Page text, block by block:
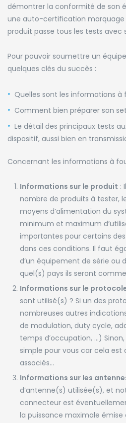
démontrer la conformité de son
une auto-certification marquage
produit passe tous les tests avec
Pour pouvoir soumettre un
quelques clés du succès :
Quelles sont les informations à
Comment bien préparer son
Le détail des principaux tests
dispositif, aussi bien en
Concernant les informations à
Informations sur le produit :
nombre de produits à tester,
moyens d’alimentation du
minimum et maximum
importantes pour certains
dans ces conditions. Il faut
d’un équipement de série ou
quel(s) pays ils seront
Informations sur le
sont utilisé(s) ? Si un des
nombreuses autres
de modulation, duty cycle,
temps d’occupation, …)
simple pour vous car cela est
associés…
Informations sur les
d’antenne(s) utilisée(s), et
connecteur est
la puissance maximale émise